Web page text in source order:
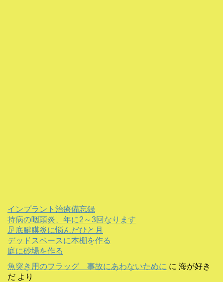
インプラント治療備忘録
持病の咽頭炎、年に2～3回なります
足底腱膜炎に悩んだひと月
デッドスペースに本棚を作る
庭に砂場を作る
魚突き用のフラッグ 事故にあわないために に 海が好き
だ より